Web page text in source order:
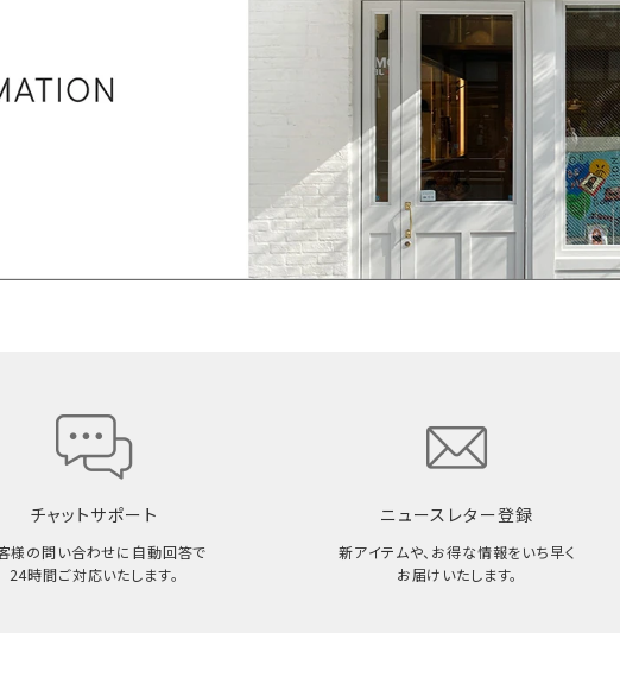
チャットサポート
様の問い合わせに自動回答で
24時間ご対応いたします。
ニュースレター登録
新アイテムや、お得な情報をいち早く
お届けいたします。